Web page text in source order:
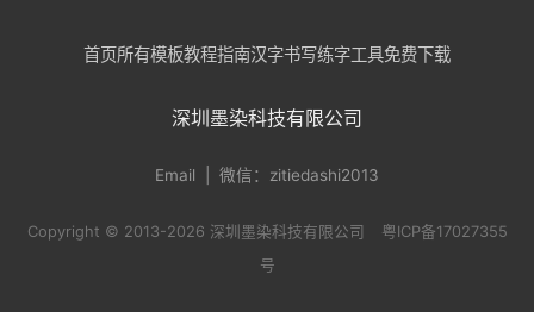
首页所有模板教程指南汉字书写练字工具免费下载
深圳墨染科技有限公司
Email | 微信：zitiedashi2013
Copyright © 2013-2026 深圳墨染科技有限公司
粤ICP备17027355
号